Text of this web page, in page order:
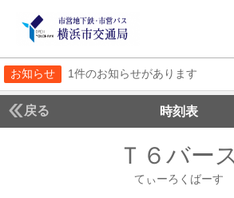
お知らせ 1件のお知らせがあります
戻る 時刻表
Ｔ６バー
てぃーろくばーす